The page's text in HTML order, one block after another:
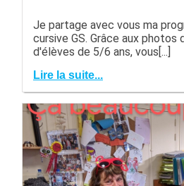
Je partage avec vous ma
cursive GS. Grâce aux photos
d'élèves de 5/6 ans, vous[...]
Lire la suite...